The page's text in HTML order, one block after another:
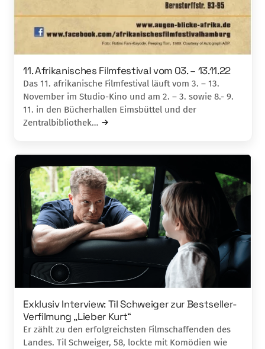
11. Afrikanisches Filmfestival vom 03. – 13.11.22
Das 11. afrikanische Filmfestival läuft vom 3. – 13.
November im Studio-Kino und am 2. – 3. sowie 8.- 9.
11. in den Bücherhallen Eimsbüttel und der
Zentralbibliothek…
Exklusiv Interview: Til Schweiger zur Bestseller-
Verfilmung ,,Lieber Kurt“
Er zählt zu den erfolgreichsten Filmschaffenden des
Landes. Til Schweiger, 58, lockte mit Komödien wie